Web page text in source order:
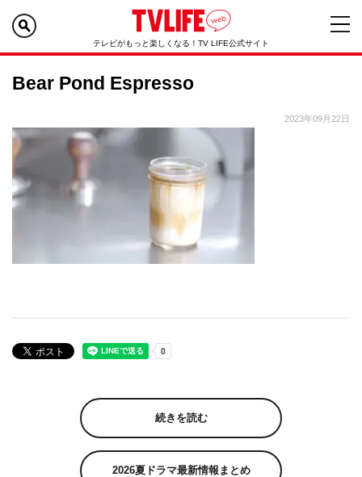
テレビがもっと楽しくなる！TV LIFE公式サイト
Bear Pond Espresso
2023年09月22日
続きを読む
2026夏ドラマ最新情報まとめ